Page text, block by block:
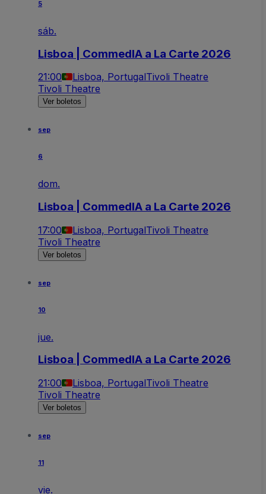
5
sáb.
Lisboa | CommedIA a La Carte 2026
21:00 Lisboa, PortugalTivoli Theatre
Tivoli Theatre
Ver boletos
sep
6
dom.
Lisboa | CommedIA a La Carte 2026
17:00 Lisboa, PortugalTivoli Theatre
Tivoli Theatre
Ver boletos
sep
10
jue.
Lisboa | CommedIA a La Carte 2026
21:00 Lisboa, PortugalTivoli Theatre
Tivoli Theatre
Ver boletos
sep
11
vie.